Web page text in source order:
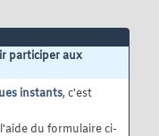
participer aux
instants, c'est
du formulaire ci-